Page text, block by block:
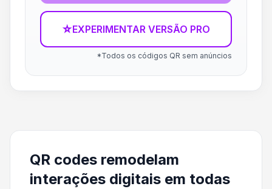
☆EXPERIMENTAR VERSÃO PRO
*Todos os códigos QR sem anúncios
QR codes remodelam
interações digitais em todas